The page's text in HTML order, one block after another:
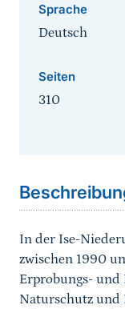
Sprache
Deutsch
Seiten
310
In der Ise-
zwischen 1990
Erprobungs-
Naturschutz und